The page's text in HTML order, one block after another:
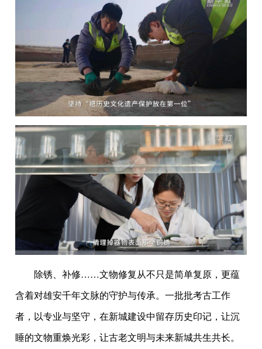
除锈、补修……文物修复从不只是简单复原，更蕴
含着对雄安千年文脉的守护与传承。一批批考古工作
者，以专业与坚守，在新城建设中留存历史印记，让沉
睡的文物重焕光彩，让古老文明与未来新城共生共长。